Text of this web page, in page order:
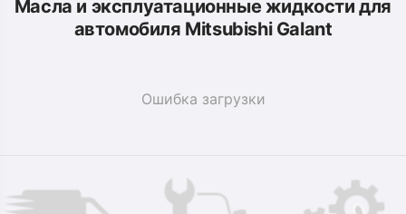
Масла и эксплуатационные жидкости для
автомобиля Mitsubishi Galant
Ошибка загрузки